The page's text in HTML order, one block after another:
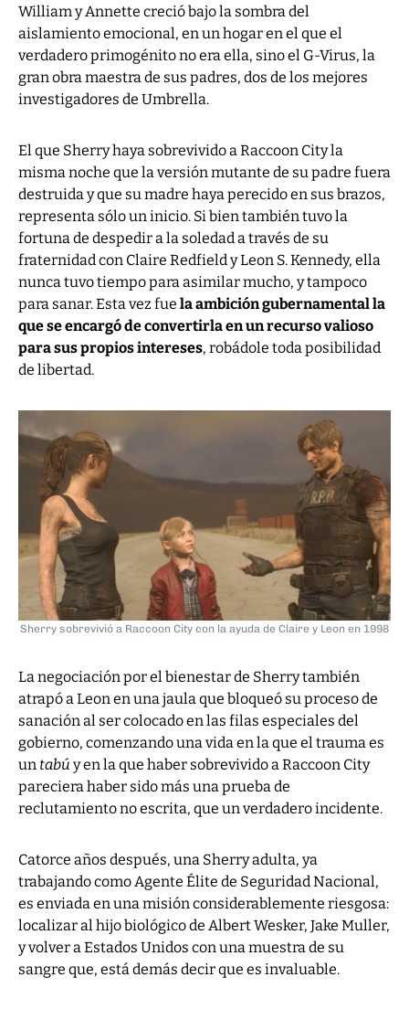
William y Annette creció bajo la sombra del
aislamiento emocional, en un hogar en el que el
verdadero primogénito no era ella, sino el G-Virus, la
gran obra maestra de sus padres, dos de los mejores
investigadores de Umbrella.
El que Sherry haya sobrevivido a Raccoon City la
misma noche que la versión mutante de su padre fuera
destruida y que su madre haya perecido en sus brazos,
representa sólo un inicio. Si bien también tuvo la
fortuna de despedir a la soledad a través de su
fraternidad con Claire Redfield y Leon S. Kennedy, ella
nunca tuvo tiempo para asimilar mucho, y tampoco
para sanar. Esta vez fue la ambición gubernamental la
que se encargó de convertirla en un recurso valioso
para sus propios intereses, robádole toda posibilidad
de libertad.
Sherry sobrevivió a Raccoon City con la ayuda de Claire y Leon en 1998
La negociación por el bienestar de Sherry también
atrapó a Leon en una jaula que bloqueó su proceso de
sanación al ser colocado en las filas especiales del
gobierno, comenzando una vida en la que el trauma es
un tabú y en la que haber sobrevivido a Raccoon City
pareciera haber sido más una prueba de
reclutamiento no escrita, que un verdadero incidente.
Catorce años después, una Sherry adulta, ya
trabajando como Agente Élite de Seguridad Nacional,
es enviada en una misión considerablemente riesgosa:
localizar al hijo biológico de Albert Wesker, Jake Muller,
y volver a Estados Unidos con una muestra de su
sangre que, está demás decir que es invaluable.